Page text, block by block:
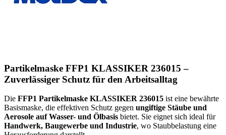
Partikelmaske FFP1 KLASSIKER 236015 –
Zuverlässiger Schutz für den Arbeitsalltag
Die FFP1 Partikelmaske KLASSIKER 236015 ist eine bewährte
Basismaske, die effektiven Schutz gegen ungiftige Stäube und
Aerosole auf Wasser- und Ölbasis bietet. Sie eignet sich ideal für
Handwerk, Baugewerbe und Industrie, wo Staubbelastung eine